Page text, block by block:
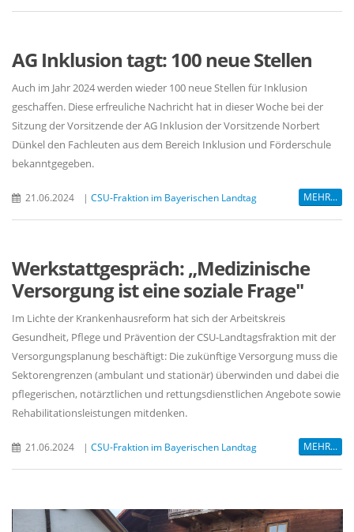
AG Inklusion tagt: 100 neue Stellen
Auch im Jahr 2024 werden wieder 100 neue Stellen für Inklusion
geschaffen. Diese erfreuliche Nachricht hat in dieser Woche bei der
Sitzung der Vorsitzende der AG Inklusion der Vorsitzende Norbert
Dünkel den Fachleuten aus dem Bereich Inklusion und Förderschule
bekanntgegeben.
21.06.2024 | CSU-Fraktion im Bayerischen Landtag MEHR...
Werkstattgespräch: „Medizinische
Versorgung ist eine soziale Frage"
Im Lichte der Krankenhausreform hat sich der Arbeitskreis
Gesundheit, Pflege und Prävention der CSU-Landtagsfraktion mit der
Versorgungsplanung beschäftigt: Die zukünftige Versorgung muss die
Sektorengrenzen (ambulant und stationär) überwinden und dabei die
pflegerischen, notärztlichen und rettungsdienstlichen Angebote sowie
Rehabilitationsleistungen mitdenken.
21.06.2024 | CSU-Fraktion im Bayerischen Landtag MEHR...